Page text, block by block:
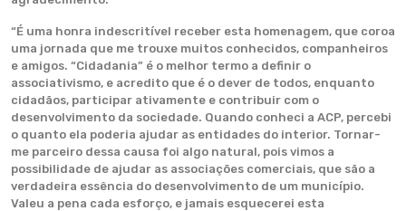
“É uma honra indescritível receber esta homenagem, que coroa
uma jornada que me trouxe muitos conhecidos, companheiros
e amigos. “Cidadania” é o melhor termo a definir o
associativismo, e acredito que é o dever de todos, enquanto
cidadãos, participar ativamente e contribuir com o
desenvolvimento da sociedade. Quando conheci a ACP, percebi
o quanto ela poderia ajudar as entidades do interior. Tornar-
me parceiro dessa causa foi algo natural, pois vimos a
possibilidade de ajudar as associações comerciais, que são a
verdadeira essência do desenvolvimento de um município.
Valeu a pena cada esforço, e jamais esquecerei esta